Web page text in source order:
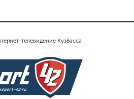
телевидение Кузбасса